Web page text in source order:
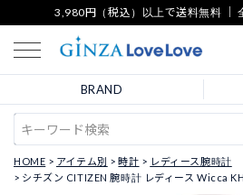
3,980円（税込）以上で送料無料 ｜
BRAND
HOME アイテム別 時計
レディース腕時計
シチズン CITIZEN 腕時計 レディース Wicca